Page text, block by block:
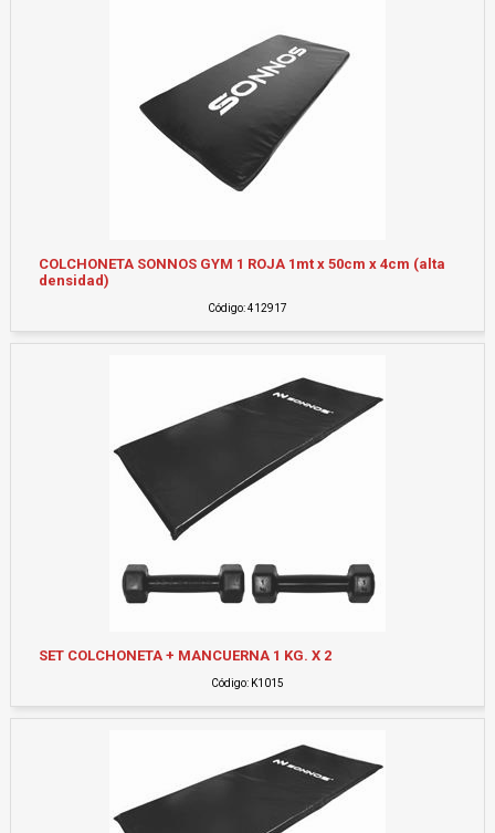
COLCHONETA SONNOS GYM 1 ROJA 1mt x 50cm x 4cm (alta
densidad)
Código: 412917
SET COLCHONETA + MANCUERNA 1 KG. X 2
Código: K1015